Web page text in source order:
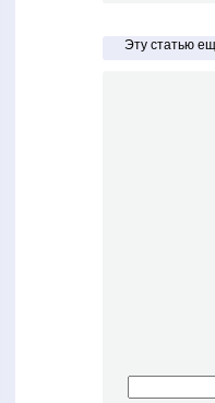
Эту статью